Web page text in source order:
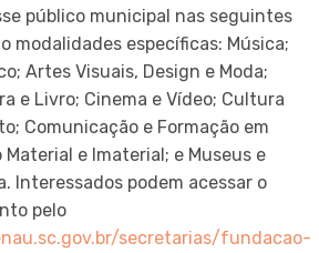
público municipal nas seguintes
modalidades específicas: Música;
Artes Visuais, Design e Moda;
e Livro; Cinema e Vídeo; Cultura
Comunicação e Formação em
e Imaterial; e Museus e
Interessados podem acessar o
pelo
secretarias/fundacao-